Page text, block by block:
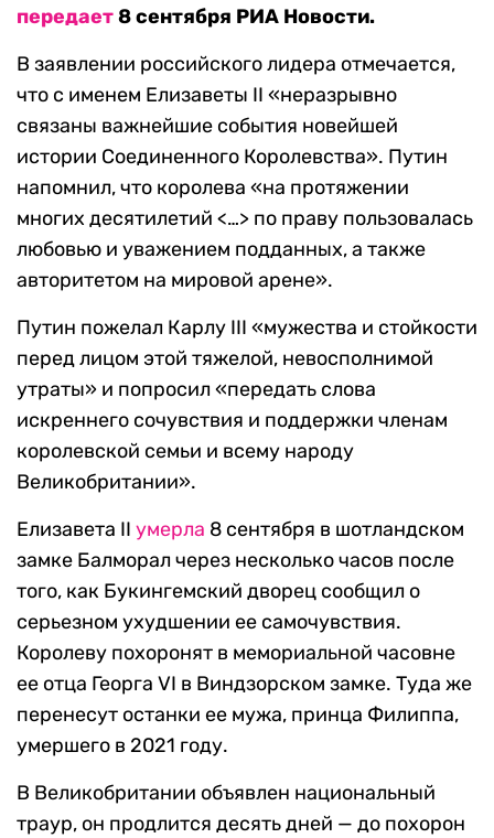
передает8 сентября РИА Новости.
В заявлении российского лидера отмечается,
что с именем Елизаветы II «неразрывно
связаны важнейшие события новейшей
истории Соединенного Королевства». Путин
напомнил, что королева «на протяжении
многих десятилетий <…> по праву пользовалась
любовью и уважением подданных, а также
авторитетом на мировой арене».
Путин пожелал Карлу III «мужества и стойкости
перед лицом этой тяжелой, невосполнимой
утраты» и попросил «передать слова
искреннего сочувствия и поддержки членам
королевской семьи и всему народу
Великобритании».
Елизавета II умерла 8 сентября в шотландском
замке Балморал через несколько часов после
того, как Букингемский дворец сообщил о
серьезном ухудшении ее самочувствия.
Королеву похоронят в мемориальной часовне
ее отца Георга VI в Виндзорском замке. Туда же
перенесут останки ее мужа, принца Филиппа,
умершего в 2021 году.
В Великобритании объявлен национальный
траур, он продлится десять дней — до похорон